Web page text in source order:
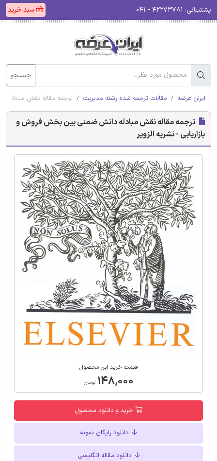
پشتیبانی: سبد خرید
جستجو
ایران عرضه مقالات ترجمه شده رشته مدیریت ترجمه مقاله نقش مبادله
ترجمه مقاله نقش مبادله دانش ضمنی بین بخش فروش و
بازاریابی - نشریه الزویر
قیمت خرید این محصول
۱۴۸,۰۰۰ تومان
خرید و دانلود محصول
دانلود رایگان نمونه
دانلود مقاله انگلیسی